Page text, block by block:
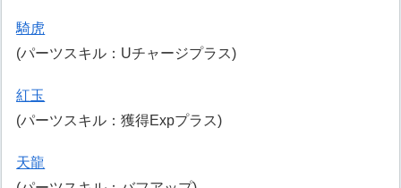
騎虎
(パーツスキル：Uチャージプラス)
紅玉
(パーツスキル：獲得Expプラス)
天龍